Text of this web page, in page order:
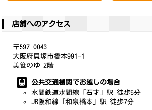
店舗へのアクセス
〒597-0043
大阪府貝塚市橋本991-1
美笹のゆ 2階
公共交通機関でお越しの場合
水間鉄道水間線「石才」駅 徒歩5分
JR阪和線「和泉橋本」駅 徒歩7分